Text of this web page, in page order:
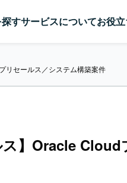
すサービスについてお役
リセールス／システム構築案件
】Oracle